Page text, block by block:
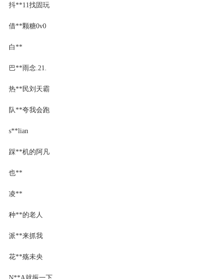
抖**11找固玩
借**颗糖0v0
白**
巴**雨念.21.
热**民刘天霸
队**夸我会跑
s**lian
踩**机的阿凡
也**
凌**
种**的老人
派**来抓我
花**殇未央
N**A就振一下